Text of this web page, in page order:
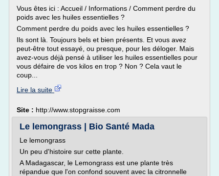
Vous êtes ici : Accueil / Informations / Comment perdre du
poids avec les huiles essentielles ?
Comment perdre du poids avec les huiles essentielles ?
Ils sont là. Toujours bels et bien présents. Et vous avez
peut-être tout essayé, ou presque, pour les déloger. Mais
avez-vous déjà pensé à utiliser les huiles essentielles pour
vous défaire de vos kilos en trop ? Non ? Cela vaut le
coup...
Lire la suite
Site : http://www.stopgraisse.com
Le lemongrass | Bio Santé Mada
Le lemongrass
Un peu d'histoire sur cette plante.
A Madagascar, le Lemongrass est une plante très
répandue que l'on confond souvent avec la citronnelle